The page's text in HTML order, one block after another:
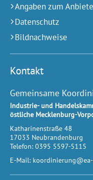
Angaben zum
Datenschutz
Bildnachweise
Kontakt
Gemeinsame
Industrie- und
östliche Mecklenburg-
Katharinenstraße 48
17033 Neubrandenburg
Telefon: 0395 5597-5115
E-Mail: